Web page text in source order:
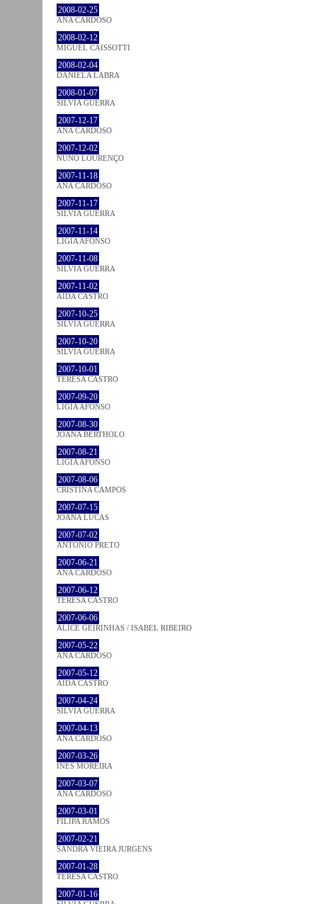
2008-02-25
ANA CARDOSO
2008-02-12
MIGUEL CAISSOTTI
2008-02-04
DANIELA LABRA
2008-01-07
SÍLVIA GUERRA
2007-12-17
ANA CARDOSO
2007-12-02
NUNO LOURENÇO
2007-11-18
ANA CARDOSO
2007-11-17
SÍLVIA GUERRA
2007-11-14
LÍGIA AFONSO
2007-11-08
SÍLVIA GUERRA
2007-11-02
AIDA CASTRO
2007-10-25
SÍLVIA GUERRA
2007-10-20
SÍLVIA GUERRA
2007-10-01
TERESA CASTRO
2007-09-20
LÍGIA AFONSO
2007-08-30
JOANA BÉRTHOLO
2007-08-21
LÍGIA AFONSO
2007-08-06
CRISTINA CAMPOS
2007-07-15
JOANA LUCAS
2007-07-02
ANTÓNIO PRETO
2007-06-21
ANA CARDOSO
2007-06-12
TERESA CASTRO
2007-06-06
ALICE GEIRINHAS / ISABEL RIBEIRO
2007-05-22
ANA CARDOSO
2007-05-12
AIDA CASTRO
2007-04-24
SÍLVIA GUERRA
2007-04-13
ANA CARDOSO
2007-03-26
INÊS MOREIRA
2007-03-07
ANA CARDOSO
2007-03-01
FILIPA RAMOS
2007-02-21
SANDRA VIEIRA JURGENS
2007-01-28
TERESA CASTRO
2007-01-16